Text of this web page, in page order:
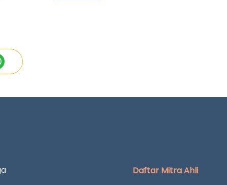
Daftar Mitra Ahli